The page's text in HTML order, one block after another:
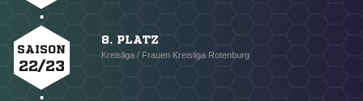
SAISON
22/23
8. PLATZ
Kreisliga / Frauen Kreisliga Rotenburg